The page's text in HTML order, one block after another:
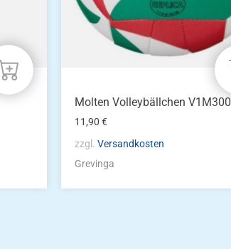
Molten Volleybällchen V1M300
11,90€
zzgl.Versandkosten
Grevinga